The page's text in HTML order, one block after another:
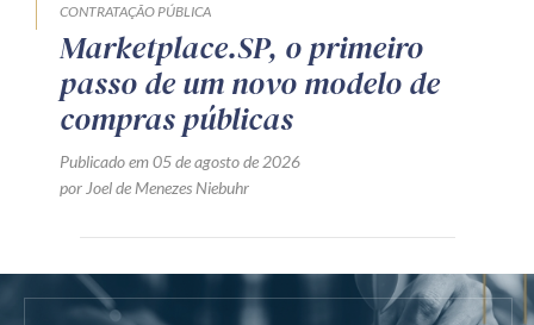
CONTRATAÇÃO PÚBLICA
Marketplace.SP, o primeiro
passo de um novo modelo de
compras públicas
Publicado em 05 de agosto de 2026
por Joel de Menezes Niebuhr